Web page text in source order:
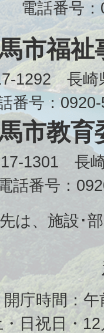
電話番号
市福祉
1292 長崎
番号：
市教育
1301 長
話番号：
は、施設･
開庁時間：
・日祝日・